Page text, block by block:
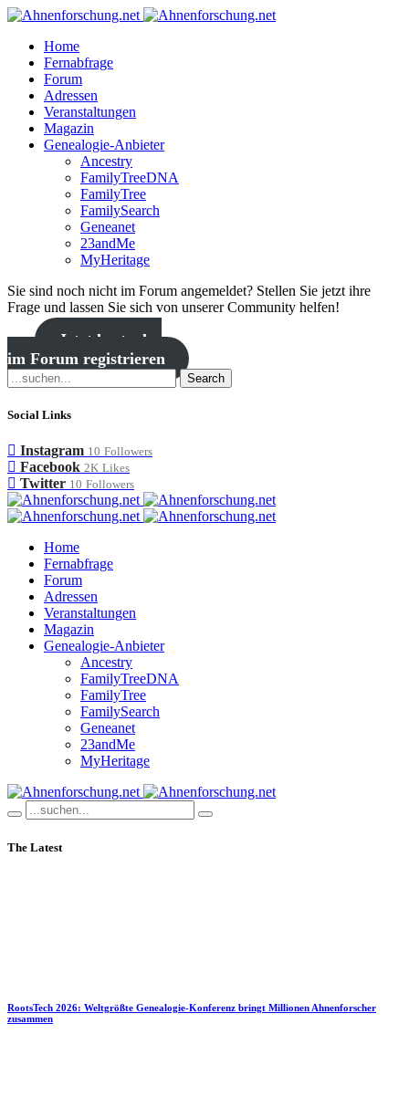
Home
Fernabfrage
Forum
Adressen
Veranstaltungen
Magazin
Genealogie-Anbieter
Ancestry
FamilyTreeDNA
FamilyTree
FamilySearch
Geneanet
23andMe
MyHeritage
Sie sind noch nicht im Forum angemeldet? Stellen Sie jetzt ihre
Frage und lassen Sie sich von unserer Community helfen!
Jetzt kostenlos
im Forum registrieren
Search
Social Links
Instagram 10 Followers
Facebook 2K Likes
Twitter 10 Followers
Home
Fernabfrage
Forum
Adressen
Veranstaltungen
Magazin
Genealogie-Anbieter
Ancestry
FamilyTreeDNA
FamilyTree
FamilySearch
Geneanet
23andMe
MyHeritage
The Latest
RootsTech 2026: Weltgrößte Genealogie-Konferenz bringt Millionen Ahnenforscher
zusammen